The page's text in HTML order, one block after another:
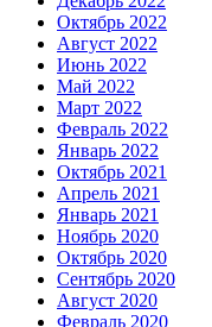
Октябрь 2022
Август 2022
Июнь 2022
Май 2022
Март 2022
Февраль 2022
Январь 2022
Октябрь 2021
Апрель 2021
Январь 2021
Ноябрь 2020
Октябрь 2020
Сентябрь 2020
Август 2020
Февраль 2020